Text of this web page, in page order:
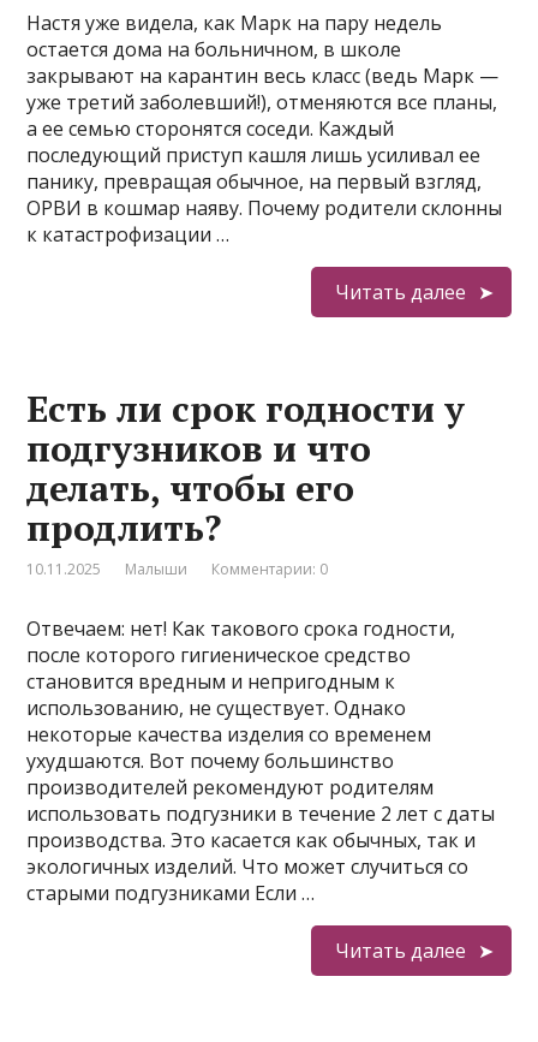
Настя уже видела, как Марк на пару недель
остается дома на больничном, в школе
закрывают на карантин весь класс (ведь Марк —
уже третий заболевший!), отменяются все планы,
а ее семью сторонятся соседи. Каждый
последующий приступ кашля лишь усиливал ее
панику, превращая обычное, на первый взгляд,
ОРВИ в кошмар наяву. Почему родители склонны
к катастрофизации …
Читать далее
Есть ли срок годности у
подгузников и что
делать, чтобы его
продлить?
10.11.2025 Малыши Комментарии: 0
Отвечаем: нет! Как такового срока годности,
после которого гигиеническое средство
становится вредным и непригодным к
использованию, не существует. Однако
некоторые качества изделия со временем
ухудшаются. Вот почему большинство
производителей рекомендуют родителям
использовать подгузники в течение 2 лет с даты
производства. Это касается как обычных, так и
экологичных изделий. Что может случиться со
старыми подгузниками Если …
Читать далее